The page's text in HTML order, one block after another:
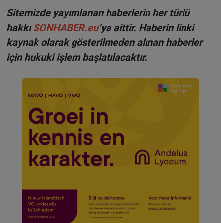
Sitemizde yayımlanan haberlerin her türlü
hakkıSONHABER.eu’ya aittir. Haberin linki
kaynak olarak gösterilmeden alınan haberler
için hukuki işlem başlatılacaktır.